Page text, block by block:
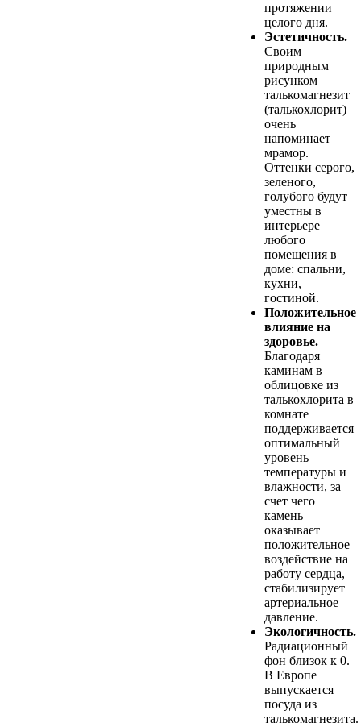
протяжении
целого дня.
Эстетичность.
Своим
природным
рисунком
талькомагнезит
(талькохлорит)
очень
напоминает
мрамор.
Оттенки серого,
зеленого,
голубого будут
уместны в
интерьере
любого
помещения в
доме: спальни,
кухни,
гостиной.
Положительное
влияние на
здоровье.
Благодаря
каминам в
облицовке из
талькохлорита в
комнате
поддерживается
оптимальный
уровень
температуры и
влажности, за
счет чего
камень
оказывает
положительное
воздействие на
работу сердца,
стабилизирует
артериальное
давление.
Экологичность.
Радиационный
фон близок к 0.
В Европе
выпускается
посуда из
талькомагнезита.